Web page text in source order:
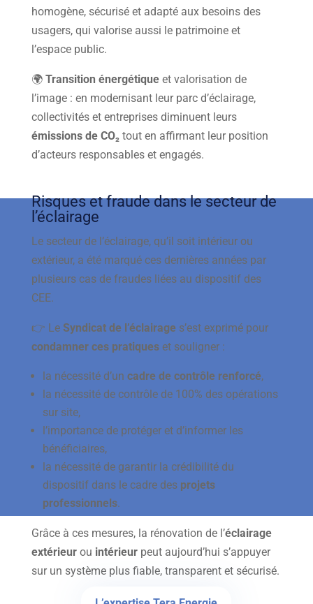
homogène, sécurisé et adapté aux besoins des
usagers, qui valorise aussi le patrimoine et
l’espace public.
🌍 Transition énergétiqueet valorisation de
l’image : en modernisant leur parc d’éclairage,
collectivités et entreprises diminuent leurs
émissions de CO₂tout en affirmant leur position
d’acteurs responsables et engagés.
Risques et fraude dans le secteur de
l’éclairage
Le secteur de l’éclairage, qu’il soit intérieur ou
extérieur, a été marqué ces dernières années par
plusieurs cas de fraudes liées au dispositif des
CEE.
👉 Le Syndicat de l’éclairage s’est exprimé pour
condamner ces pratiqueset souligner :
la nécessité d’un cadre de contrôle renforcé,
la nécessité de contrôle de 100% des opérations
sur site,
l’importance de protéger et d’informer les
bénéficiaires,
la nécessité de garantir la crédibilité du
dispositif dans le cadre des projets
professionnels.
Grâce à ces mesures, la rénovation de l’éclairage
extérieurou intérieurpeut aujourd’hui s’appuyer
sur un système plus fiable, transparent et sécurisé.